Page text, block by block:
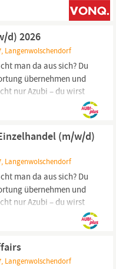
bieten aktuelle Trends
und nah am Alltag
es unser klarer
d) 2026
Langenwolschendorf
man da aus sich? Du
übernehmen und
nur Azubi – du wirst
liebt und deine
und Kunden als erste
Aushängeschild
(m/w/d)
Langenwolschendorf
man da aus sich? Du
übernehmen und
nur Azubi – du wirst
liebt und deine
um die Ware – neben
im Einkaufs-,
Langenwolschendorf